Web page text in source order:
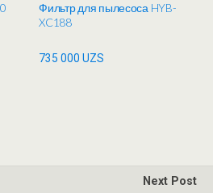
Фильтр для пылесоса HYB-
XC188
735 000UZS
Next Post